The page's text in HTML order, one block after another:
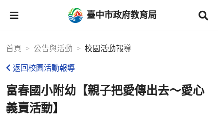
臺中市政府教育局
首頁 公告與活動 校園活動報導
返回校園活動報導
富春國小附幼【親子把愛傳出去〜愛心
義賣活動】